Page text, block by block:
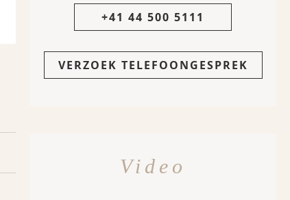
+41 44 500 5111
VERZOEK TELEFOONGESPREK
Video